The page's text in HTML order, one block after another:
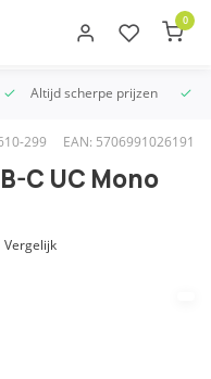
0
Altijd scherpe prijzen
299 EAN: 5706991026191
C UC Mono
Vergelijk